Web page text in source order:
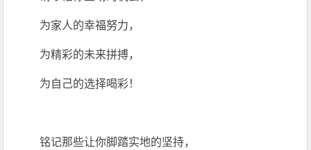
为家人的幸福努力，
为精彩的未来拼搏，
为自己的选择喝彩！
铭记那些让你脚踏实地的坚持，